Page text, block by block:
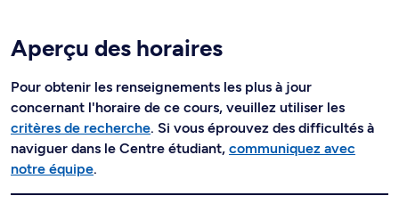
Aperçu des horaires
Pour obtenir les renseignements les plus à jour
concernant l'horaire de ce cours, veuillez utiliser les
critères de recherche. Si vous éprouvez des difficultés à
naviguer dans le Centre étudiant, communiquez avec
notre équipe.